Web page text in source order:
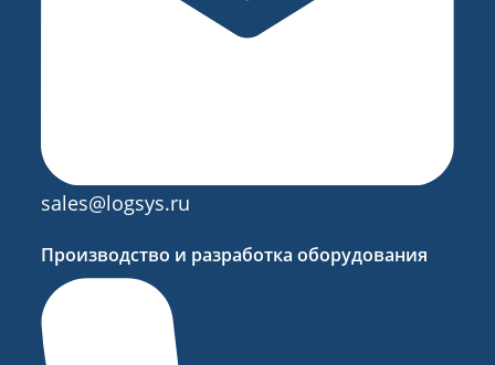
sales@logsys.ru
Производство и разработка оборудования